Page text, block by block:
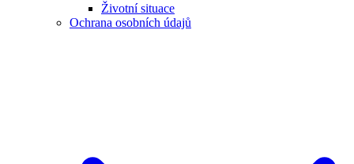
Životní situace
Ochrana osobních údajů